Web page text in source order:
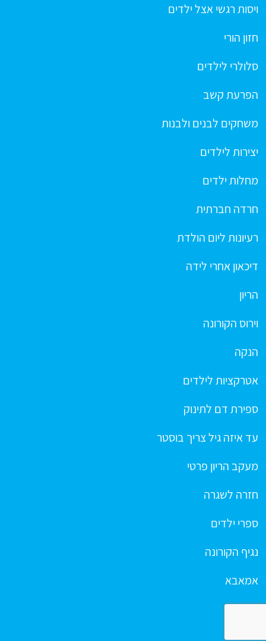
ויסות רגשי אצל ילדים
חזון הורי
סלולרי לילדים
הפרעת קשב
משחקים לבנים ולבנות
יצירות לילדים
מחלות ילדים
חרדה חברתית
רעיונות ליום הולדת
דיכאון אחרי לידה
הריון
וירוס הקורונה
הנקה
אטרקציות לילדים
ספירת דם לתינוק
עד איזה גיל צריך בוסטר
מעקב הריון פרטי
חזרה לשגרה
ספרי ילדים
נגיף הקורונה
אמאבא